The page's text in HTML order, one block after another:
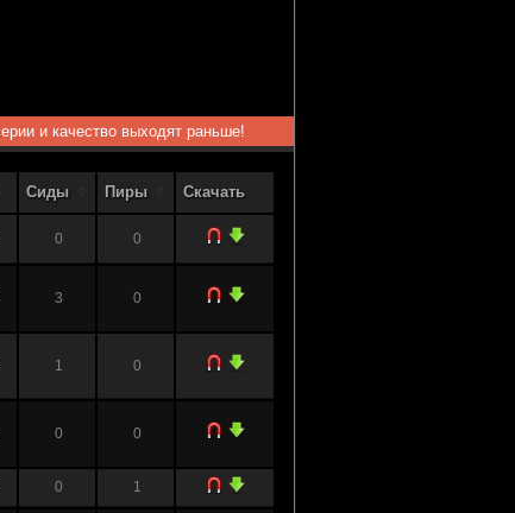
и качество выходят раньше!
Сиды Пиры Скачать
0 0
3 0
1 0
0 0
0 1